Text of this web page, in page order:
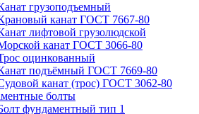
грузоподъемный
канат ГОСТ 7667-80
лифтовой грузолюдской
канат ГОСТ 3066-80
оцинкованный
подъёмный ГОСТ 7669-80
канат (трос) ГОСТ 3062-80
болты
фундаментный тип 1